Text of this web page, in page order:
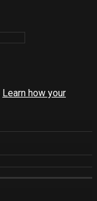
Learn how your